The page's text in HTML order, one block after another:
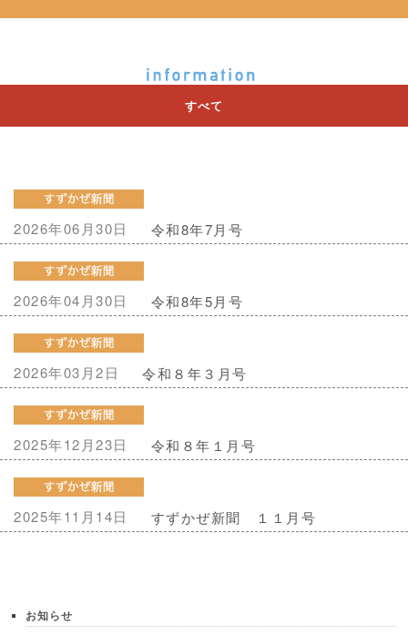
すべて
2026年06月30日 令和8年7月号
2026年04月30日 令和8年5月号
2026年03月2日 令和８年３月号
2025年12月23日 令和８年１月号
2025年11月14日 すずかぜ新聞 １１月号
2024年05月21日 6月のお知らせ
2020年12月31日 2020年 今年も終わりです。
2026年06月30日 令和8年7月号
お知らせ